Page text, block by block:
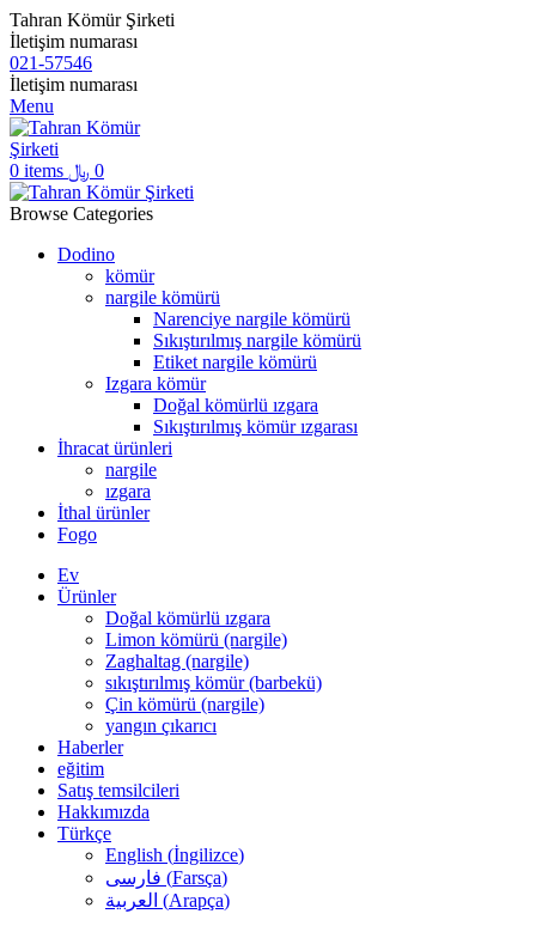
Tahran Kömür Şirketi
İletişim numarası
021-57546
İletişim numarası
Menu
0 items 0 ﷼
Browse Categories
Dodino
kömür
nargile kömürü
Narenciye nargile kömürü
Sıkıştırılmış nargile kömürü
Etiket nargile kömürü
Izgara kömür
Doğal kömürlü ızgara
Sıkıştırılmış kömür ızgarası
İhracat ürünleri
nargile
ızgara
İthal ürünler
Fogo
Ev
Ürünler
Doğal kömürlü ızgara
Limon kömürü (nargile)
Zaghaltag (nargile)
sıkıştırılmış kömür (barbekü)
Çin kömürü (nargile)
yangın çıkarıcı
Haberler
eğitim
Satış temsilcileri
Hakkımızda
Türkçe
English (İngilizce)
فارسی (Farsça)
العربية (Arapça)